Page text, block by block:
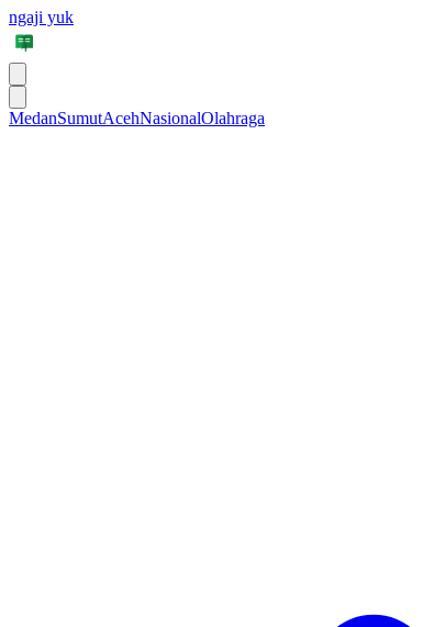
ngaji yuk
MedanSumutAcehNasionalOlahraga